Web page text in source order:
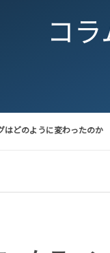
コラ
はどのように変わったのか